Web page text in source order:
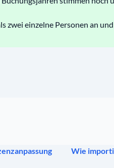
zwei einzelne Personen an
Wie